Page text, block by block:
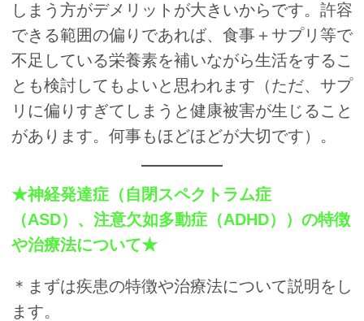
しまう方がデメリットが大きいからです。許容
できる範囲の偏りであれば、食事＋サプリ等で
不足している栄養素を補いながら生活をするこ
とも検討してもよいと思われます（ただ、サプ
リに偏りすぎてしまうと健康被害が生じること
があります。何事もほどほどが大切です）。
★神経発達症（自閉スペクトラム症
（ASD）、注意欠如多動症（ADHD））の特徴
や治療法について★
＊まずは疾患の特徴や治療法について説明をし
ます。